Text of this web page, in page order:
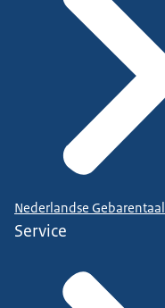
Nederlandse Gebarentaal
Service